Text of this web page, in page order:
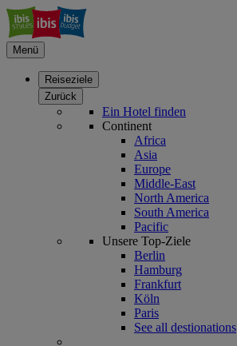
Menü
Reiseziele
Zurück
Ein Hotel finden
Continent
Africa
Asia
Europe
Middle-East
North America
South America
Pacific
Unsere Top-Ziele
Berlin
Hamburg
Frankfurt
Köln
Paris
See all destionations